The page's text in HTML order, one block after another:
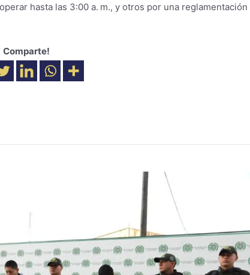
hasta las 3:00 a. m., y otros por una reglamentación
Comparte!